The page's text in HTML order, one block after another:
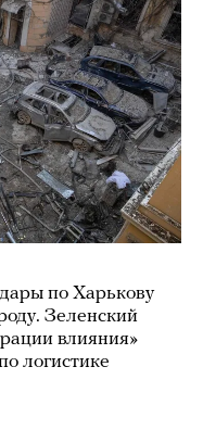
по Харькову
Зеленский
влияния»
логистике